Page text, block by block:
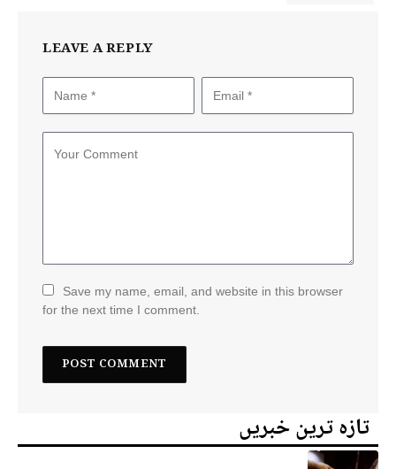
LEAVE A REPLY
Save my name, email, and website in this browser
for the next time I comment.
تازہ ترین خبریں